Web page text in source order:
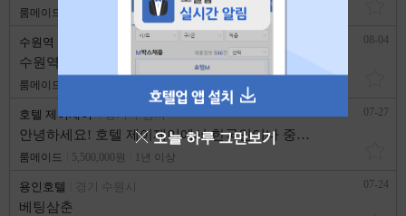
룸메이드 1년 이상
수원역 프리타호텔 경기 수원시
수원역 프리타호텔 베팅1명
룸메이드
08-04
호텔 제이제이 경기 수원시
안녕하세요! 호텔 제이제이에서 한국인이나 중국인 부부 청소팀을 구합니다.
룸메이드 5,500,000원 1년 이상
07-27
용인호텔 경기 수원시
베팅삼춘
07-24
오늘 하루 그만보기